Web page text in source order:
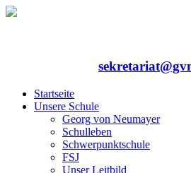
Startseite
Unsere Schule
Georg von Neumayer
Schulleben
Schwerpunktschule
FSJ
Unser Leitbild